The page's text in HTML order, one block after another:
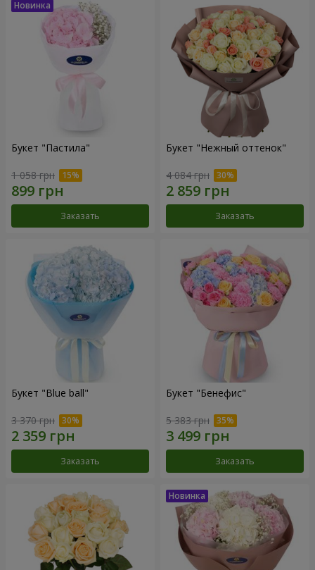
Букет "Пастила"
1 058 грн
Заказать
Букет "Нежный оттенок"
4 084 грн
Заказать
Букет "Blue ball"
3 370 грн
Заказать
Букет "Бенефис"
5 383 грн
Заказать